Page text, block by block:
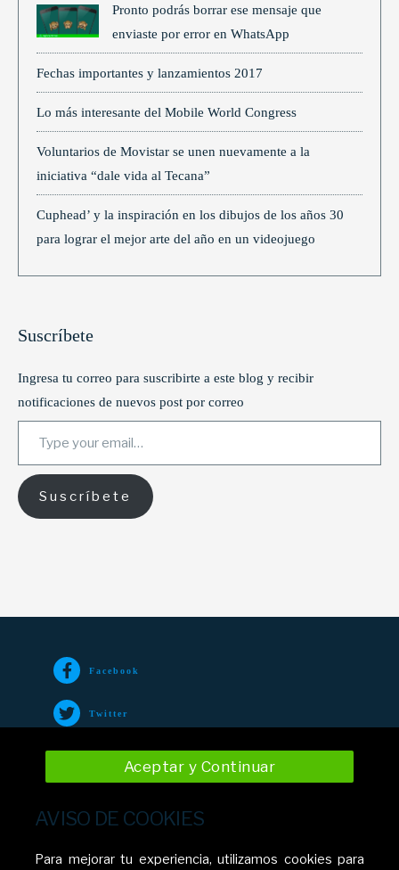
Pronto podrás borrar ese mensaje que
enviaste por error en WhatsApp
Fechas importantes y lanzamientos 2017
Lo más interesante del Mobile World Congress
Voluntarios de Movistar se unen nuevamente a la
iniciativa “dale vida al Tecana”
Cuphead’ y la inspiración en los dibujos de los años 30
para lograr el mejor arte del año en un videojuego
Suscríbete
Ingresa tu correo para suscribirte a este blog y recibir
notificaciones de nuevos post por correo
Type your email…
Suscríbete
Facebook
Twitter
AVISO DE COOKIES
Para mejorar tu experiencia, utilizamos cookies para
Aceptar y Continuar